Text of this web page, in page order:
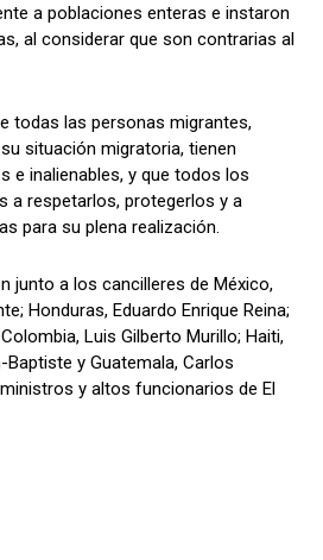
a poblaciones enteras e instaron
al considerar que son contrarias al
todas las personas migrantes,
situación migratoria, tienen
e inalienables, y que todos los
a respetarlos, protegerlos y a
para su plena realización.
junto a los cancilleres de México,
Honduras, Eduardo Enrique Reina;
Luis Gilberto Murillo; Haiti,
y Guatemala, Carlos
y altos funcionarios de El